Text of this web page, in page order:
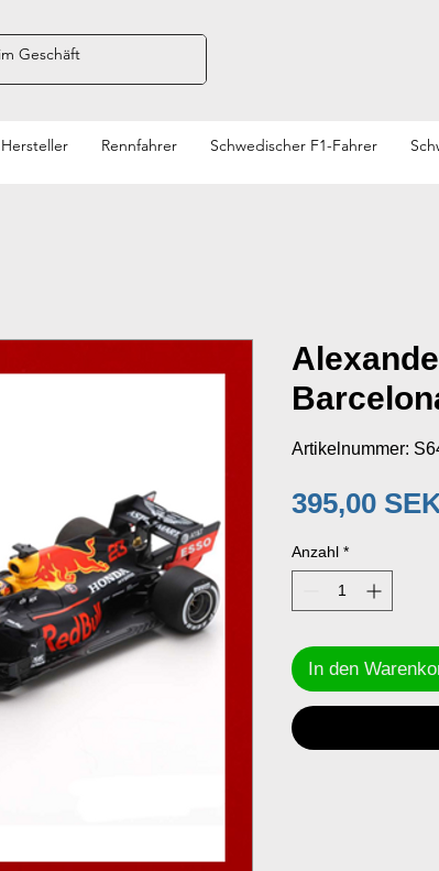
Hersteller Rennfahrer Schwedischer F1-Fahrer
Artikelnummer:
395,00
Anzahl *
In den